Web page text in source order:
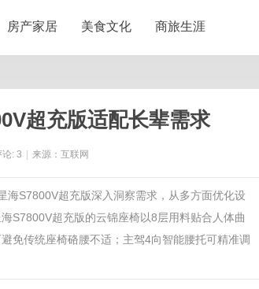
房产家居 美食文化 商旅生涯
超充版适配长辈需求
论: 3 来源：互联网
海S7800V超充版深入洞察需求，从多方面优化设
S7800V超充版的云锦座椅以8层用料贴合人体曲
免传统座椅硌腰不适；主驾4向智能腰托可精准调